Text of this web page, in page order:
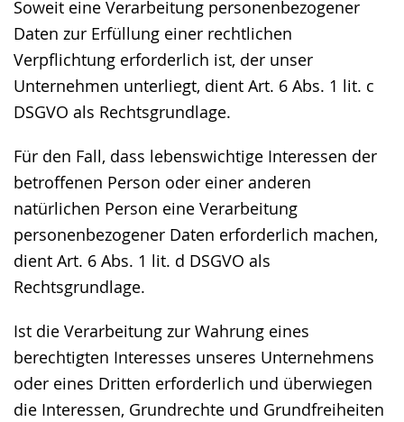
Soweit eine Verarbeitung personenbezogener
Daten zur Erfüllung einer rechtlichen
Verpflichtung erforderlich ist, der unser
Unternehmen unterliegt, dient Art. 6 Abs. 1 lit. c
DSGVO als Rechtsgrundlage.
Für den Fall, dass lebenswichtige Interessen der
betroffenen Person oder einer anderen
natürlichen Person eine Verarbeitung
personenbezogener Daten erforderlich machen,
dient Art. 6 Abs. 1 lit. d DSGVO als
Rechtsgrundlage.
Ist die Verarbeitung zur Wahrung eines
berechtigten Interesses unseres Unternehmens
oder eines Dritten erforderlich und überwiegen
die Interessen, Grundrechte und Grundfreiheiten